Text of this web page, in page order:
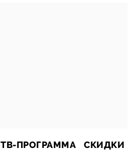
ТВ-ПРОГРАММА СКИДКИ